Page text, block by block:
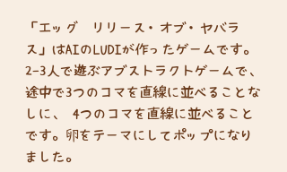
「エッグ リリース・オブ・ヤバラ
ス」はAIのLUDIが作ったゲームです。
2-3人で遊ぶアブストラクトゲームで、
途中で3つのコマを直線に並べることな
しに、 4つのコマを直線に並べること
です。卵をテーマにしてポップになり
ました。